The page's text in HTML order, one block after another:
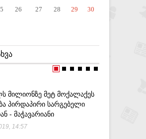
26 27 28 29
30
ᲛᲘᲚᲘᲝᲜᲖᲔ ᲛᲔᲢ ᲛᲝᲥᲐᲚᲐᲥᲔᲡ
ᲞᲘᲠᲓᲐᲞᲘᲠᲘ ᲡᲐᲠᲒᲔᲑᲔᲚᲘ
- ᲛᲐᲭᲐᲕᲐᲠᲘᲐᲜᲘ
14:57